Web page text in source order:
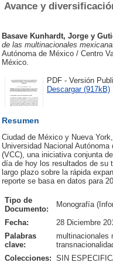
Avance y
Basave Kunhardt, Jorge y
de las multinacionales
Autónoma de México / Centro
México.
PDF - Versión
Descargar (917kB)
Resumen
Ciudad de México y Nueva
Universidad Nacional
(VCC), una iniciativa conjunta
día de hoy los resultados de su
largo plazo sobre la rápida
reporte se basa en datos para
Tipo de
Documento:
Monografía
Fecha:
28 Diciembre
Palabras
clave:
multinacionales
Colecciones: SIN